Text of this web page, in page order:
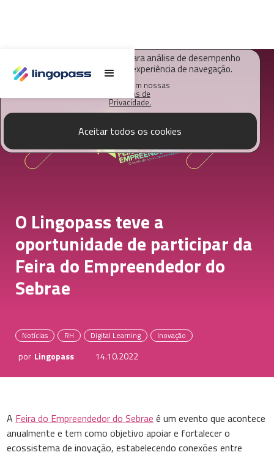
O Lingopass utiliza cookies para análise de desempenho
deste site e melhorar sua experiência de navegação.
Saiba mais em nossas
Políticas de
Privacidade.
Aceitar todos os cookies
O Lingopass teve a
oportunidade de participar da
Feira do Empreendedor do
Sebrae
Notícias RH Digital Learning Inovação
por Lingopass 14.10.2022
A Feira do Empreendedor do Sebrae é um evento que acontece
anualmente e tem como objetivo apoiar e fortalecer o
ecossistema de inovação, estabelecendo conexões entre